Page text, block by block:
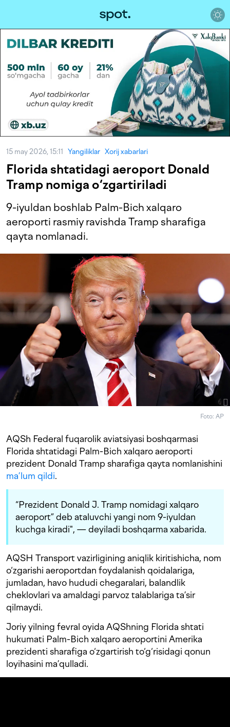
15 may 2026, 15:11 Yangiliklar Xorij xabarlari
Florida shtatidagi aeroport Donald
Tramp nomiga o‘zgartiriladi
9-iyuldan boshlab Palm-Bich xalqaro
aeroporti rasmiy ravishda Tramp sharafiga
qayta nomlanadi.
Foto: AP
AQSh Federal fuqarolik aviatsiyasi boshqarmasi
Florida shtatidagi Palm-Bich xalqaro aeroporti
prezident Donald Tramp sharafiga qayta nomlanishini
ma’lum qildi.
“Prezident Donald J. Tramp nomidagi xalqaro
aeroport” deb ataluvchi yangi nom 9-iyuldan
kuchga kiradi", — deyiladi boshqarma xabarida.
AQSH Transport vazirligining aniqlik kiritishicha, nom
o‘zgarishi aeroportdan foydalanish qoidalariga,
jumladan, havo hududi chegaralari, balandlik
cheklovlari va amaldagi parvoz talablariga ta’sir
qilmaydi.
Joriy yilning fevral oyida AQShning Florida shtati
hukumati Palm-Bich xalqaro aeroportini Amerika
prezidenti sharafiga o‘zgartirish to‘g‘risidagi qonun
loyihasini ma’qulladi.